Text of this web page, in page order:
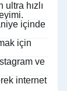
hızlı
içinde
için
ve
internet